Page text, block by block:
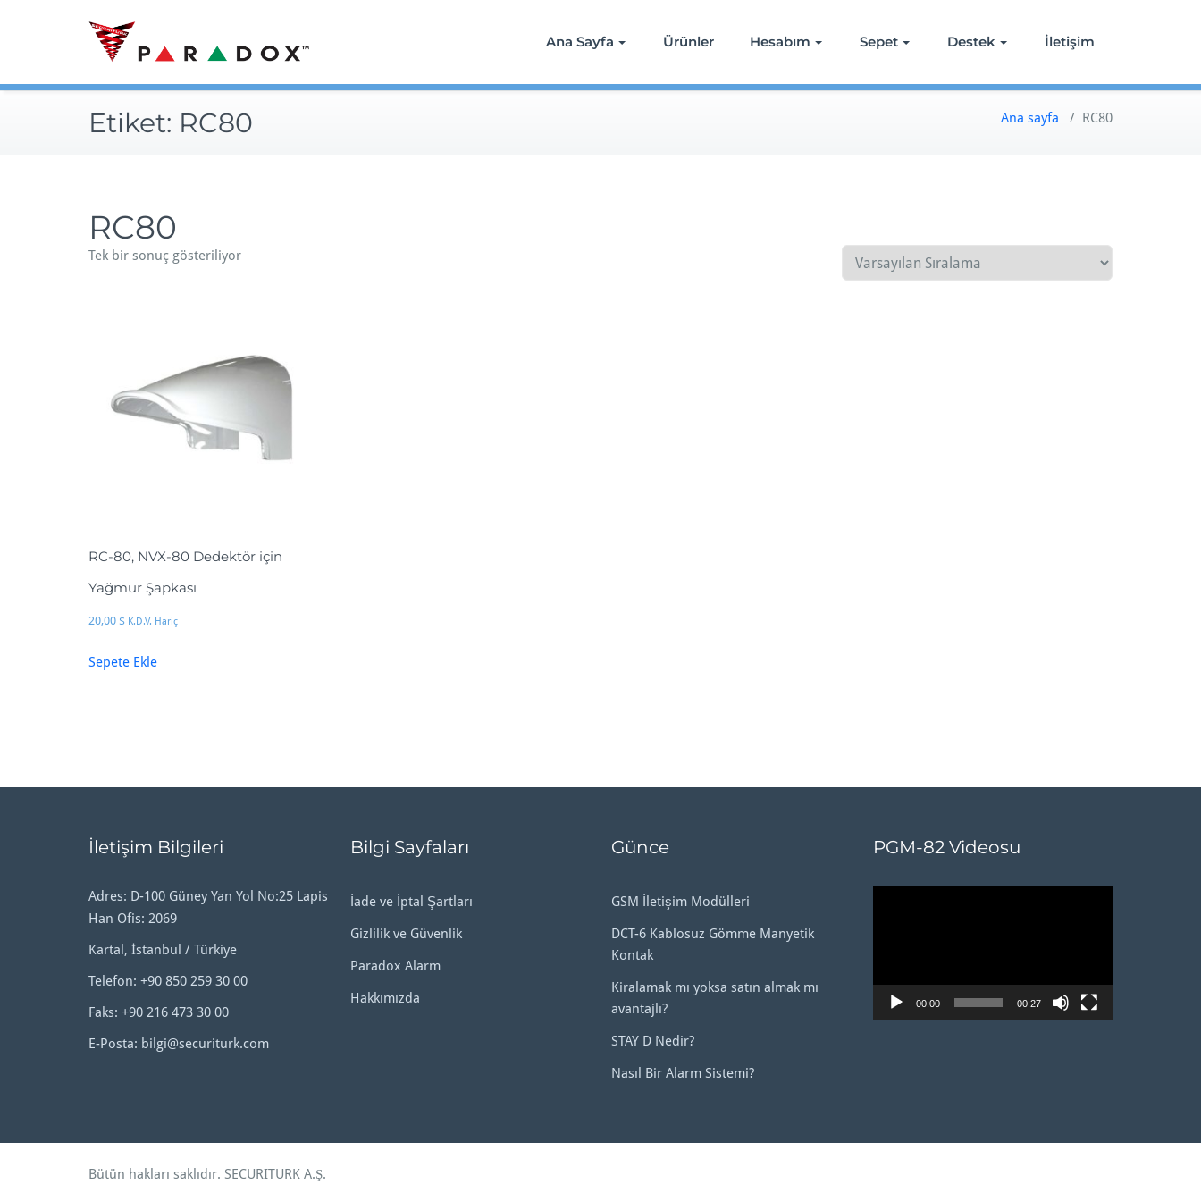
Ana Sayfa Ürünler Hesabım Sepet Destek İletişim
Etiket: RC80 Ana sayfa / RC80
RC80
Tek bir sonuç gösteriliyor
RC-80, NVX-80 Dedektör için
Yağmur Şapkası
20,00 $ K.D.V. Hariç
Sepete Ekle
İletişim Bilgileri
Adres: D-100 Güney Yan Yol No:25 Lapis
Han Ofis: 2069
Kartal, İstanbul / Türkiye
Telefon: +90 850 259 30 00
Faks: +90 216 473 30 00
E-Posta: bilgi@securiturk.com
Bilgi Sayfaları
İade ve İptal Şartları
Gizlilik ve Güvenlik
Paradox Alarm
Hakkımızda
Günce
GSM İletişim Modülleri
DCT-6 Kablosuz Gömme Manyetik
Kontak
Kiralamak mı yoksa satın almak mı
avantajlı?
STAY D Nedir?
Nasıl Bir Alarm Sistemi?
PGM-82 Videosu
00:00 00:27
Bütün hakları saklıdır. SECURITURK A.Ş.